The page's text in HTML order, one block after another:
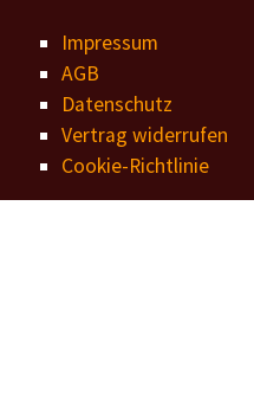
Impressum
AGB
Datenschutz
Vertrag widerrufen
Cookie-Richtlinie